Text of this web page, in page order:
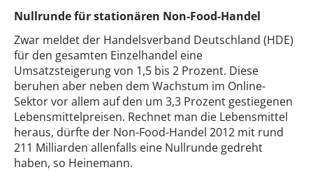
Nullrunde für stationären Non-Food-Handel
Zwar meldet der Handelsverband Deutschland (HDE)
für den gesamten Einzelhandel eine
Umsatzsteigerung von 1,5 bis 2 Prozent. Diese
beruhen aber neben dem Wachstum im Online-
Sektor vor allem auf den um 3,3 Prozent gestiegenen
Lebensmittelpreisen. Rechnet man die Lebensmittel
heraus, dürfte der Non-Food-Handel 2012 mit rund
211 Milliarden allenfalls eine Nullrunde gedreht
haben, so Heinemann.